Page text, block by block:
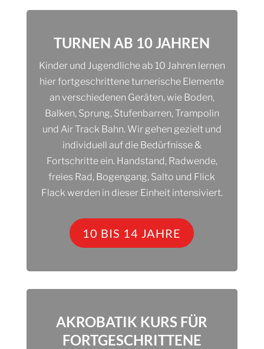
TURNEN AB 10 JAHREN
Kinder und Jugendliche ab 10 Jahren lernen
hier fortgeschrittene turnerische Elemente
an verschiedenen Geräten, wie Boden,
Balken, Sprung, Stufenbarren, Trampolin
und Air Track Bahn. Wir gehen gezielt und
individuell auf die Bedürfnisse &
Fortschritte ein. Handstand, Radwende,
freies Rad, Bogengang, Salto und Flick
Flack werden in dieser Einheit intensiviert.
10 BIS 14 JAHRE
AKROBATIK KURS FÜR
FORTGESCHRITTENE